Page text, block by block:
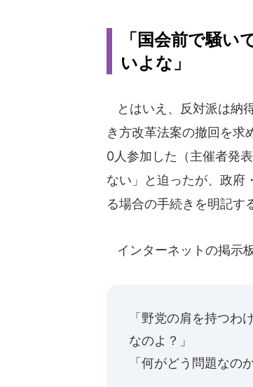
「国会前で騒
いよな」
とはいえ、反対派は納
き方改革法案の撤回を求
0人参加した（主催者発
ない」と迫ったが、政府
る場合の手続きを明記す
インターネットの掲示
「野党の肩を持つわ
なのよ？」
「何がどう問題なの